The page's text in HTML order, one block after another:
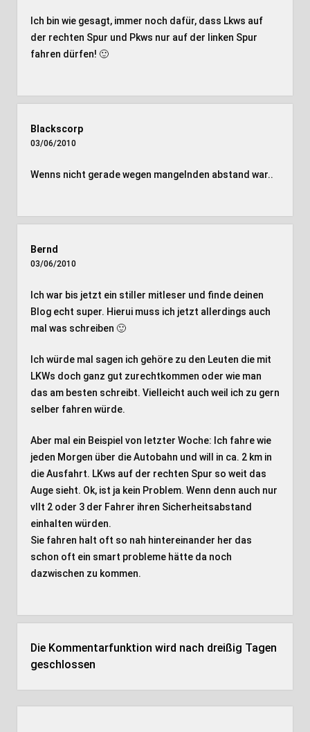
Ich bin wie gesagt, immer noch dafür, dass Lkws auf
der rechten Spur und Pkws nur auf der linken Spur
fahren dürfen! 🙂
Blackscorp
03/06/2010
Wenns nicht gerade wegen mangelnden abstand war..
Bernd
03/06/2010
Ich war bis jetzt ein stiller mitleser und finde deinen
Blog echt super. Hierui muss ich jetzt allerdings auch
mal was schreiben 🙂
Ich würde mal sagen ich gehöre zu den Leuten die mit
LKWs doch ganz gut zurechtkommen oder wie man
das am besten schreibt. Vielleicht auch weil ich zu gern
selber fahren würde.
Aber mal ein Beispiel von letzter Woche: Ich fahre wie
jeden Morgen über die Autobahn und will in ca. 2 km in
die Ausfahrt. LKws auf der rechten Spur so weit das
Auge sieht. Ok, ist ja kein Problem. Wenn denn auch nur
vllt 2 oder 3 der Fahrer ihren Sicherheitsabstand
einhalten würden.
Sie fahren halt oft so nah hintereinander her das
schon oft ein smart probleme hätte da noch
dazwischen zu kommen.
Die Kommentarfunktion wird nach dreißig Tagen
geschlossen